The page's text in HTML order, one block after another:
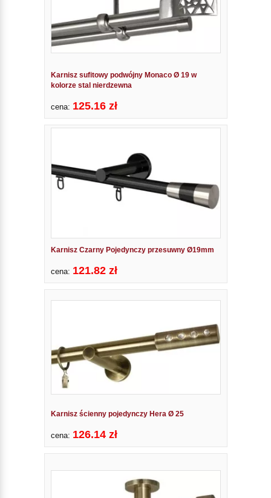
Karnisz sufitowy podwójny Monaco Ø 19 w
kolorze stal nierdzewna
cena: 125.16 zł
Karnisz Czarny Pojedynczy przesuwny Ø19mm
cena: 121.82 zł
Karnisz ścienny pojedynczy Hera Ø 25
cena: 126.14 zł